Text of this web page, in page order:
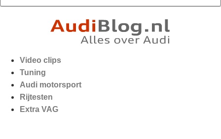
Video clips
Tuning
Audi motorsport
Rijtesten
Extra VAG